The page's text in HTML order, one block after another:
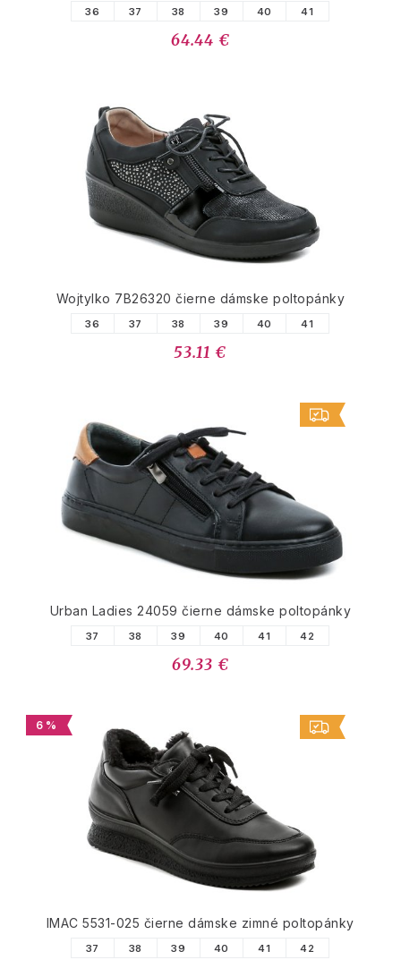
36 37 38 39 40 41
64.44 €
Wojtylko 7B26320 čierne dámske poltopánky
36 37 38 39 40 41
53.11 €
Urban Ladies 24059 čierne dámske poltopánky
37 38 39 40 41 42
69.33 €
6 %
IMAC 5531-025 čierne dámske zimné poltopánky
37 38 39 40 41 42